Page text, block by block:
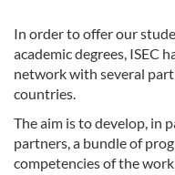
In order to offer our
academic degrees, ISEC
network with several
countries.
The aim is to develop, in
partners, a bundle of
competencies of the